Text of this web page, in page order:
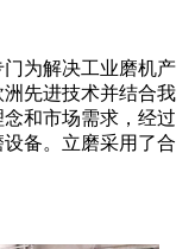
为解决工业磨机产
先进技术并结合我
和市场需求，经过
备。立磨采用了合